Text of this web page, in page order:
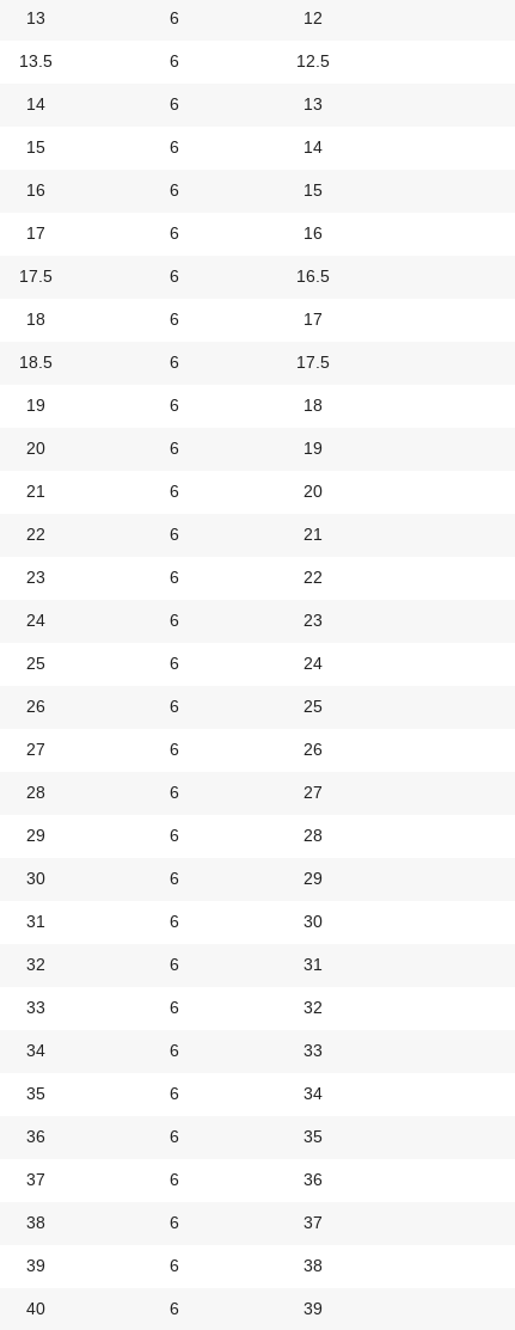
13 6 12
13.5 6 12.5
14 6 13
15 6 14
16 6 15
17 6 16
17.5 6 16.5
18 6 17
18.5 6 17.5
19 6 18
20 6 19
21 6 20
22 6 21
23 6 22
24 6 23
25 6 24
26 6 25
27 6 26
28 6 27
29 6 28
30 6 29
31 6 30
32 6 31
33 6 32
34 6 33
35 6 34
36 6 35
37 6 36
38 6 37
39 6 38
40 6 39